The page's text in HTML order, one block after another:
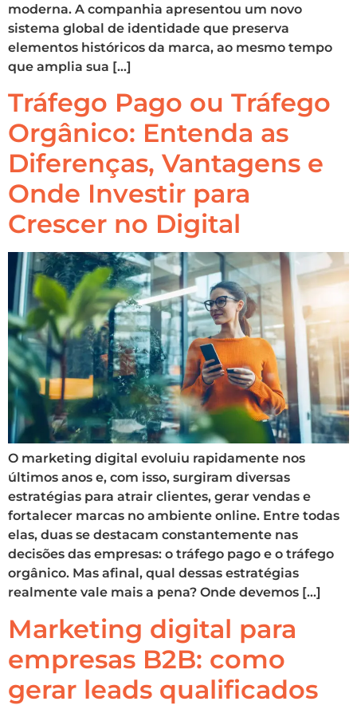
moderna. A companhia apresentou um novo
sistema global de identidade que preserva
elementos históricos da marca, ao mesmo tempo
que amplia sua […]
Tráfego Pago ou Tráfego
Orgânico: Entenda as
Diferenças, Vantagens e
Onde Investir para
Crescer no Digital
O marketing digital evoluiu rapidamente nos
últimos anos e, com isso, surgiram diversas
estratégias para atrair clientes, gerar vendas e
fortalecer marcas no ambiente online. Entre todas
elas, duas se destacam constantemente nas
decisões das empresas: o tráfego pago e o tráfego
orgânico. Mas afinal, qual dessas estratégias
realmente vale mais a pena? Onde devemos […]
Marketing digital para
empresas B2B: como
gerar leads qualificados